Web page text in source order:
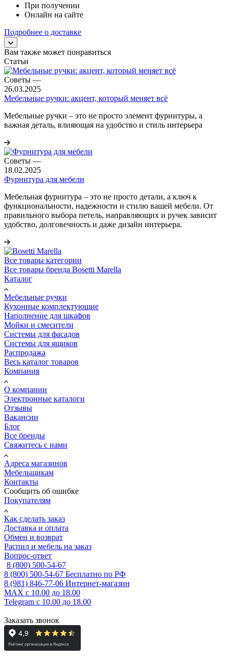
При получении
Онлайн на сайте
Подробнее о доставке
Вам также может понравиться
Статьи
Советы —
26.03.2025
Мебельные ручки: акцент, который меняет всё
Мебельные ручки – это не просто элемент фурнитуры, а
важная деталь, влияющая на удобство и стиль интерьера
Советы —
18.02.2025
Фурнитура для мебели
Мебельная фурнитура – это не просто детали, а ключ к
функциональности, надежности и стилю вашей мебели. От
правильного выбора петель, направляющих и ручек зависит
удобство, долговечность и даже дизайн интерьера.
Все товары категории
Все товары бренда Bosetti Marella
Каталог
Мебельные ручки
Кухонные комплектующие
Наполнение для шкафов
Мойки и смесители
Системы для фасадов
Системы для ящиков
Распродажа
Весь каталог товаров
Компания
О компании
Электронные каталоги
Отзывы
Вакансии
Блог
Все бренды
Свяжитесь с нами
Адреса магазинов
Мебельщикам
Контакты
Сообщить об ошибке
Покупателям
Как сделать заказ
Доставка и оплата
Обмен и возврат
Распил и мебель на заказ
Вопрос-ответ
8 (800) 500-54-67
8 (800) 500-54-67 Бесплатно по РФ
8 (981) 846-77-06 Интернет-магазин
MAX с 10.00 до 18.00
Telegram с 10.00 до 18.00
Заказать звонок